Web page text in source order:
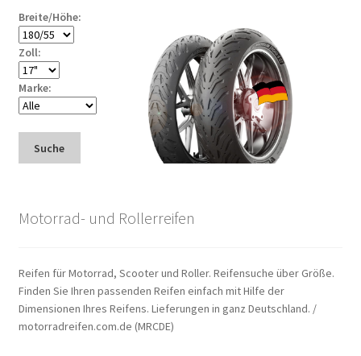
Breite/Höhe:
Zoll:
Marke:
Suche
Motorrad- und Rollerreifen
Reifen für Motorrad, Scooter und Roller. Reifensuche über Größe.
Finden Sie Ihren passenden Reifen einfach mit Hilfe der
Dimensionen Ihres Reifens. Lieferungen in ganz Deutschland. /
motorradreifen.com.de (MRCDE)